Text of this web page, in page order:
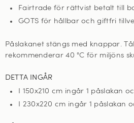
Fairtrade för rättvist betalt till
GOTS för hållbar och giftfri
Påslakanet stängs med knappar.
rekommenderar 40 °C för miljöns
DETTA INGÅR
I 150x210 cm ingår 1 påslakan
I 230x220 cm ingår 1 påslakan